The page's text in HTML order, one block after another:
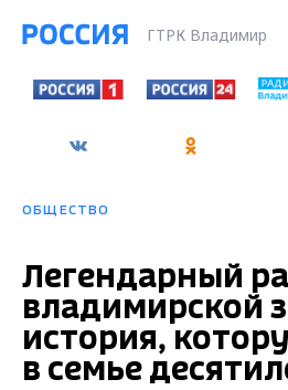
ГТРК Владимир
ОБЩЕСТВО
Легендарный
владимирской
история,
в семье